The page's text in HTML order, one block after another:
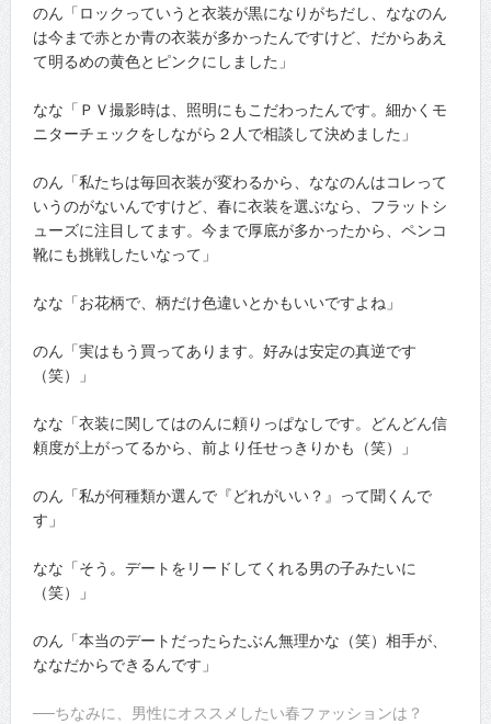
のん「ロックっていうと衣装が黒になりがちだし、ななのん
は今まで赤とか青の衣装が多かったんですけど、だからあえ
て明るめの黄色とピンクにしました」
なな「ＰＶ撮影時は、照明にもこだわったんです。細かくモ
ニターチェックをしながら２人で相談して決めました」
のん「私たちは毎回衣装が変わるから、ななのんはコレって
いうのがないんですけど、春に衣装を選ぶなら、フラットシ
ューズに注目してます。今まで厚底が多かったから、ペンコ
靴にも挑戦したいなって」
なな「お花柄で、柄だけ色違いとかもいいですよね」
のん「実はもう買ってあります。好みは安定の真逆です
（笑）」
なな「衣装に関してはのんに頼りっぱなしです。どんどん信
頼度が上がってるから、前より任せっきりかも（笑）」
のん「私が何種類か選んで『どれがいい？』って聞くんで
す」
なな「そう。デートをリードしてくれる男の子みたいに
（笑）」
のん「本当のデートだったらたぶん無理かな（笑）相手が、
ななだからできるんです」
──ちなみに、男性にオススメしたい春ファッションは？